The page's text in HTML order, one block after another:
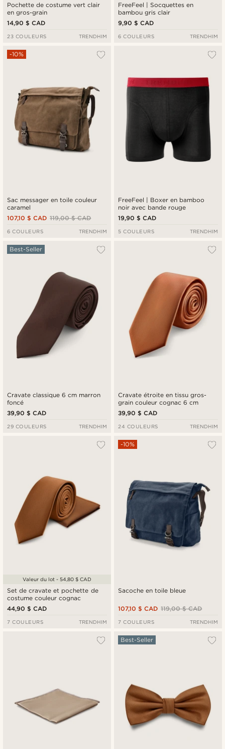
Pochette de costume vert clair
en gros-grain
14,90 $ CAD
23 COULEURS TRENDHIM
FreeFeel | Socquettes en
bambou gris clair
9,90 $ CAD
6 COULEURS TRENDHIM
Sac messager en toile couleur
caramel
-10%
119,00 $ CAD
107,10 $ CAD
6 COULEURS TRENDHIM
FreeFeel | Boxer en bamboo
noir avec bande rouge
19,90 $ CAD
5 COULEURS TRENDHIM
Cravate classique 6 cm marron
foncé
Best-Seller
39,90 $ CAD
29 COULEURS TRENDHIM
Cravate étroite en tissu gros-
grain couleur cognac 6 cm
39,90 $ CAD
24 COULEURS TRENDHIM
Set de cravate et pochette de
costume couleur cognac
44,90 $ CAD
Valeur du lot - 54,80 $ CAD
7 COULEURS TRENDHIM
Sacoche en toile bleue
-10%
119,00 $ CAD
107,10 $ CAD
7 COULEURS TRENDHIM
Best-Seller